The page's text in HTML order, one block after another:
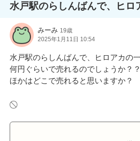
水戸駅のらしんばんで、ヒ
みーみ 19歳
2025年1月11日 10:54
水戸駅のらしんばんで、ヒロアカの
何円ぐらいで売れるのでしょうか？？
ほかはどこで売れると思いますか？